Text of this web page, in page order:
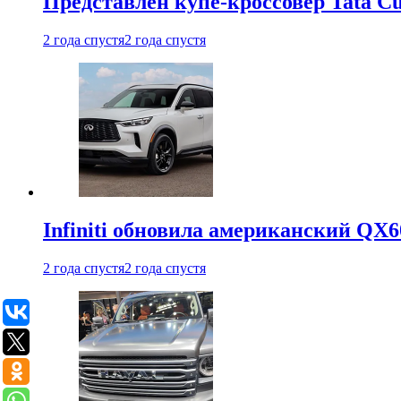
2 года спустя2 года спустя
Infiniti обновила американский
2 года спустя2 года спустя